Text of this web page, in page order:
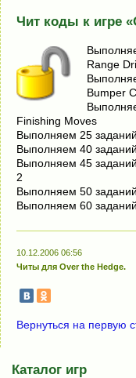
Чит коды к игре
Range
Bumper
Finishing Moves
Выполняем 25
Выполняем 40
Выполняем 45
2
Выполняем 50
Выполняем 60
10.12.2006 06:56
Читы для Over the Hedge.
Вернуться на первую
Каталог игр